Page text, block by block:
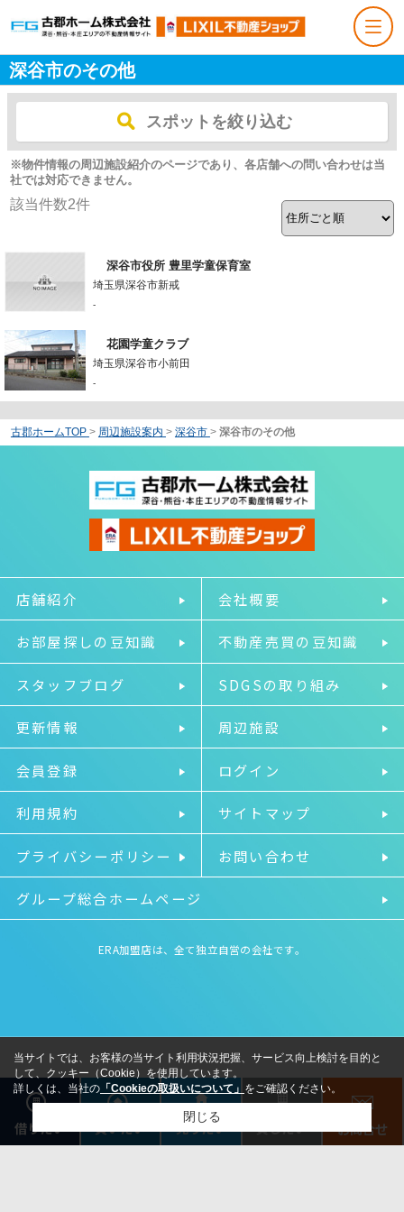
深谷市のその他
スポットを絞り込む
※物件情報の周辺施設紹介のページであり、各店舗への問い合わせは当
社では対応できません。
該当件数2件
深谷市役所 豊里学童保育室
埼玉県深谷市新戒
-
花園学童クラブ
埼玉県深谷市小前田
-
古郡ホームTOP > 周辺施設案内 > 深谷市 > 深谷市のその他
店舗紹介 会社概要
お部屋探しの豆知識 不動産売買の豆知識
スタッフブログ SDGSの取り組み
更新情報 周辺施設
会員登録 ログイン
利用規約 サイトマップ
プライバシーポリシー お問い合わせ
グループ総合ホームページ
ERA加盟店は、全て独立自営の会社です。
借りたい 買いたい 売りたい 貸したい お問合せ
当サイトでは、お客様の当サイト利用状況把握、サービス向上検討を目的と
して、クッキー（Cookie）を使用しています。
詳しくは、当社の 「Cookieの取扱いについて」 をご確認ください。
閉じる